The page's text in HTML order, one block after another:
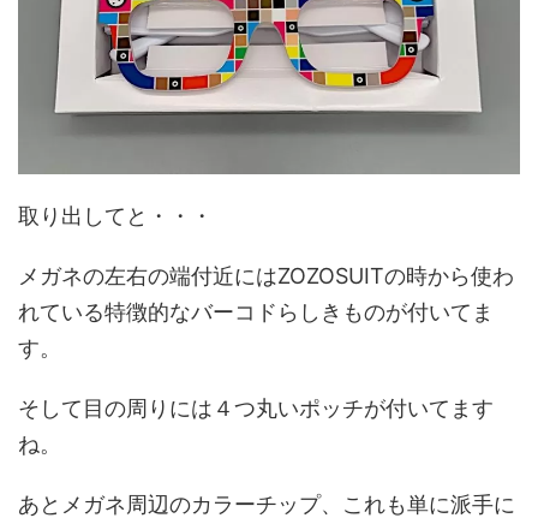
取り出してと・・・
メガネの左右の端付近にはZOZOSUITの時から使わ
れている特徴的なバーコドらしきものが付いてま
す。
そして目の周りには４つ丸いポッチが付いてます
ね。
あとメガネ周辺のカラーチップ、これも単に派手に